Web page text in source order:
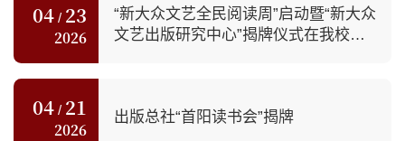
04/ 23
2026
“新大众文艺全民阅读周”启动暨“新大众
文艺出版研究中心”揭牌仪式在我校举
04/ 21
2026
出版总社“首阳读书会”揭牌